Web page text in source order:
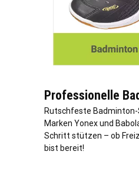
Professionelle
Rutschfeste Badminton-
Marken Yonex und
Schritt stützen – ob
bist bereit!